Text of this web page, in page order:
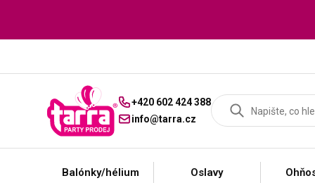
+420 602 424 388
info@tarra.cz
Balónky/hélium Oslavy